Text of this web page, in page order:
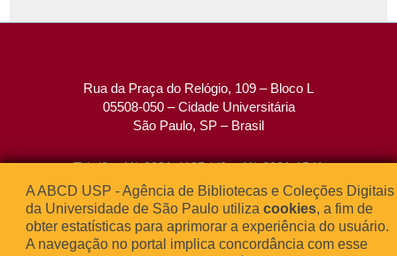
Rua da Praça do Relógio, 109 – Bloco L
05508-050 – Cidade Universitária
São Paulo, SP – Brasil
Tel: (0xx11) 3091-4195 / (0xx11) 3091-1541
Fax: (0xx11) 3091-1567
E-mail:atendimento@abcd.usp.br
A ABCD USP - Agência de Bibliotecas e Coleções Digitais
da Universidade de São Paulo utiliza cookies, a fim de
obter estatísticas para aprimorar a experiência do usuário.
A navegação no portal implica concordância com esse